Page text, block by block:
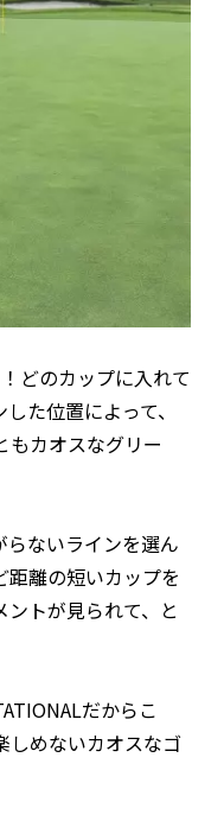
どのカップに入れて
た位置によって、
もカオスなグリー
らないラインを選ん
距離の短いカップを
トが見られて、と
だからこ
しめないカオスなゴ